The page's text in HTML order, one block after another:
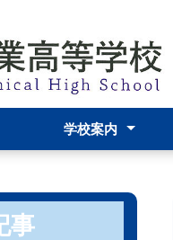
学校案内
事